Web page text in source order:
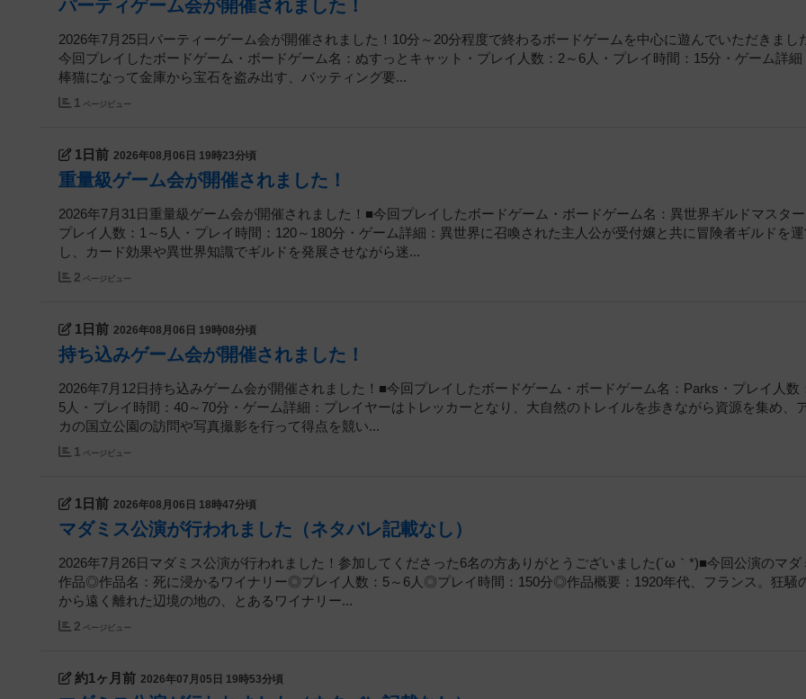
パーティゲーム会が開催されました！
2026年7月25日パーティーゲーム会が開催されました！10分～20分程度で終わるボードゲームを中心に遊んでいただきまし
今回プレイしたボードゲーム・ボードゲーム名：ぬすっとキャット・プレイ人数：2～6人・プレイ時間：15分・ゲーム詳細
棒猫になって金庫から宝石を盗み出す、バッティング要...
1 ページビュー
1日前 2026年08月06日 19時23分頃
重量級ゲーム会が開催されました！
2026年7月31日重量級ゲーム会が開催されました！■今回プレイしたボードゲーム・ボードゲーム名：異世界ギルドマスタ
プレイ人数：1～5人・プレイ時間：120～180分・ゲーム詳細：異世界に召喚された主人公が受付嬢と共に冒険者ギルドを
し、カード効果や異世界知識でギルドを発展させながら迷...
2 ページビュー
1日前 2026年08月06日 19時08分頃
持ち込みゲーム会が開催されました！
2026年7月12日持ち込みゲーム会が開催されました！■今回プレイしたボードゲーム・ボードゲーム名：Parks・プレイ人数
5人・プレイ時間：40～70分・ゲーム詳細：プレイヤーはトレッカーとなり、大自然のトレイルを歩きながら資源を集め、
カの国立公園の訪問や写真撮影を行って得点を競い...
1 ページビュー
1日前 2026年08月06日 18時47分頃
マダミス公演が行われました（ネタバレ記載なし）
2026年7月26日マダミス公演が行われました！参加してくださった6名の方ありがとうございました(´ω｀*)■今回公演のマダ
作品◎作品名：死に浸かるワイナリー◎プレイ人数：5～6人◎プレイ時間：150分◎作品概要：1920年代、フランス。狂騒
から遠く離れた辺境の地の、とあるワイナリー...
2 ページビュー
約1ヶ月前 2026年07月05日 19時53分頃